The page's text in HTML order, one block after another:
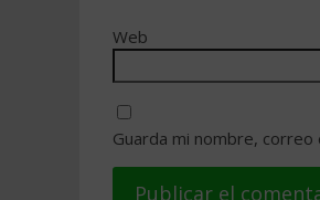
Web
Guarda mi nombre,